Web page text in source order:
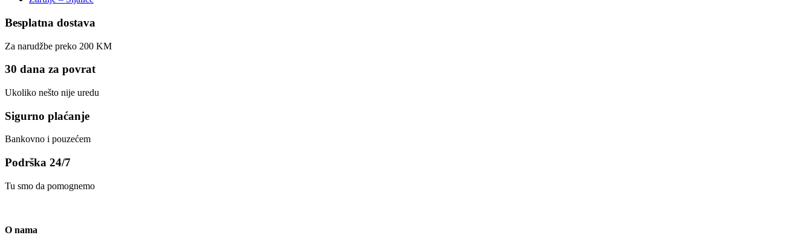
Besplatna dostava
Za narudžbe preko 200 KM
30 dana za povrat
Ukoliko nešto nije uredu
Sigurno plaćanje
Bankovno i pouzećem
Podrška 24/7
Tu smo da pomognemo
O nama